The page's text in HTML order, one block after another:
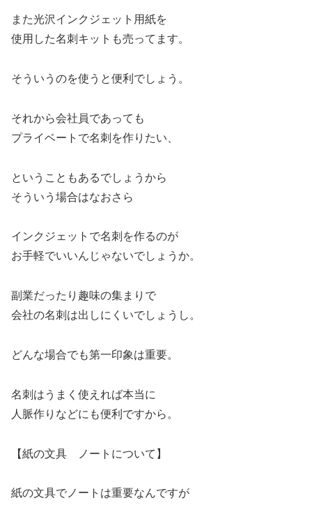
また光沢インクジェット用紙を
使用した名刺キットも売ってます。
そういうのを使うと便利でしょう。
それから会社員であっても
プライベートで名刺を作りたい、
ということもあるでしょうから
そういう場合はなおさら
インクジェットで名刺を作るのが
お手軽でいいんじゃないでしょうか。
副業だったり趣味の集まりで
会社の名刺は出しにくいでしょうし。
どんな場合でも第一印象は重要。
名刺はうまく使えれば本当に
人脈作りなどにも便利ですから。
【紙の文具 ノートについて】
紙の文具でノートは重要なんですが